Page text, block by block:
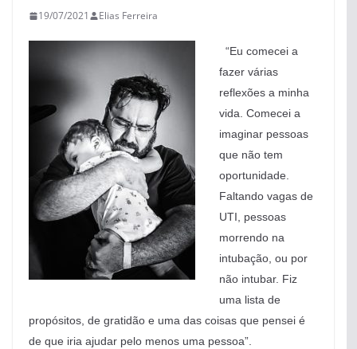
19/07/2021 Elias Ferreira
“Eu comecei a
fazer várias
reflexões a minha
vida. Comecei a
imaginar pessoas
que não tem
oportunidade.
Faltando vagas de
UTI, pessoas
morrendo na
intubação, ou por
não intubar. Fiz
uma lista de
propósitos, de gratidão e uma das coisas que pensei é
de que iria ajudar pelo menos uma pessoa”.